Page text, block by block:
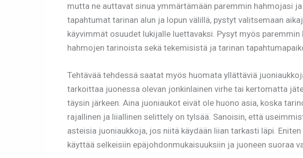
mutta ne auttavat sinua ymmärtämään paremmin hahmojasi
tapahtumat tarinan alun ja lopun välillä, pystyt valitsemaan
käyvimmät osuudet lukijalle luettavaksi. Pysyt myös
hahmojen tarinoista sekä tekemisistä ja tarinan
Tehtävää tehdessä saatat myös huomata yllättäviä
tarkoittaa juonessa olevan jonkinlainen virhe tai kertomatta
täysin järkeen. Aina juoniaukot eivät ole huono asia, koska
rajallinen ja liiallinen selittely on tylsää. Sanoisin, että
asteisia juoniaukkoja, jos niitä käydään liian tarkasti läpi.
käyttää selkeisiin epäjohdonmukaisuuksiin ja juoneen suoraa